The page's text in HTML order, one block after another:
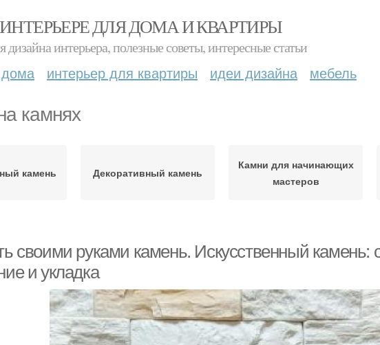
ДЛЯ ДОМА И КВАРТИРЫ
интерьера, полезные советы, интересные статьи
интерьер для квартиры идеи дизайна мебель
камнях
камень Декоративный камень
Камни для начинающих
мастеров
своими руками камень. Искусственный камень:
и укладка